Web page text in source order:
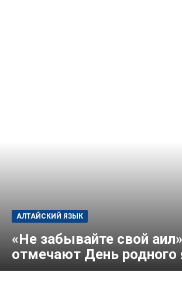
АЛТАЙСКИЙ ЯЗЫК
«Не забывайте свой
отмечают День родного